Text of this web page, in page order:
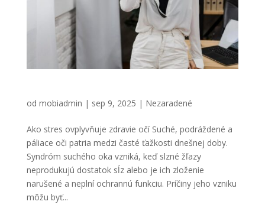
od mobiadmin | sep 9, 2025 | Nezaradené
Ako stres ovplyvňuje zdravie očí Suché, podráždené a
páliace oči patria medzi časté ťažkosti dnešnej doby.
Syndróm suchého oka vzniká, keď slzné žľazy
neprodukujú dostatok sĺz alebo je ich zloženie
narušené a neplní ochrannú funkciu. Príčiny jeho vzniku
môžu byť...